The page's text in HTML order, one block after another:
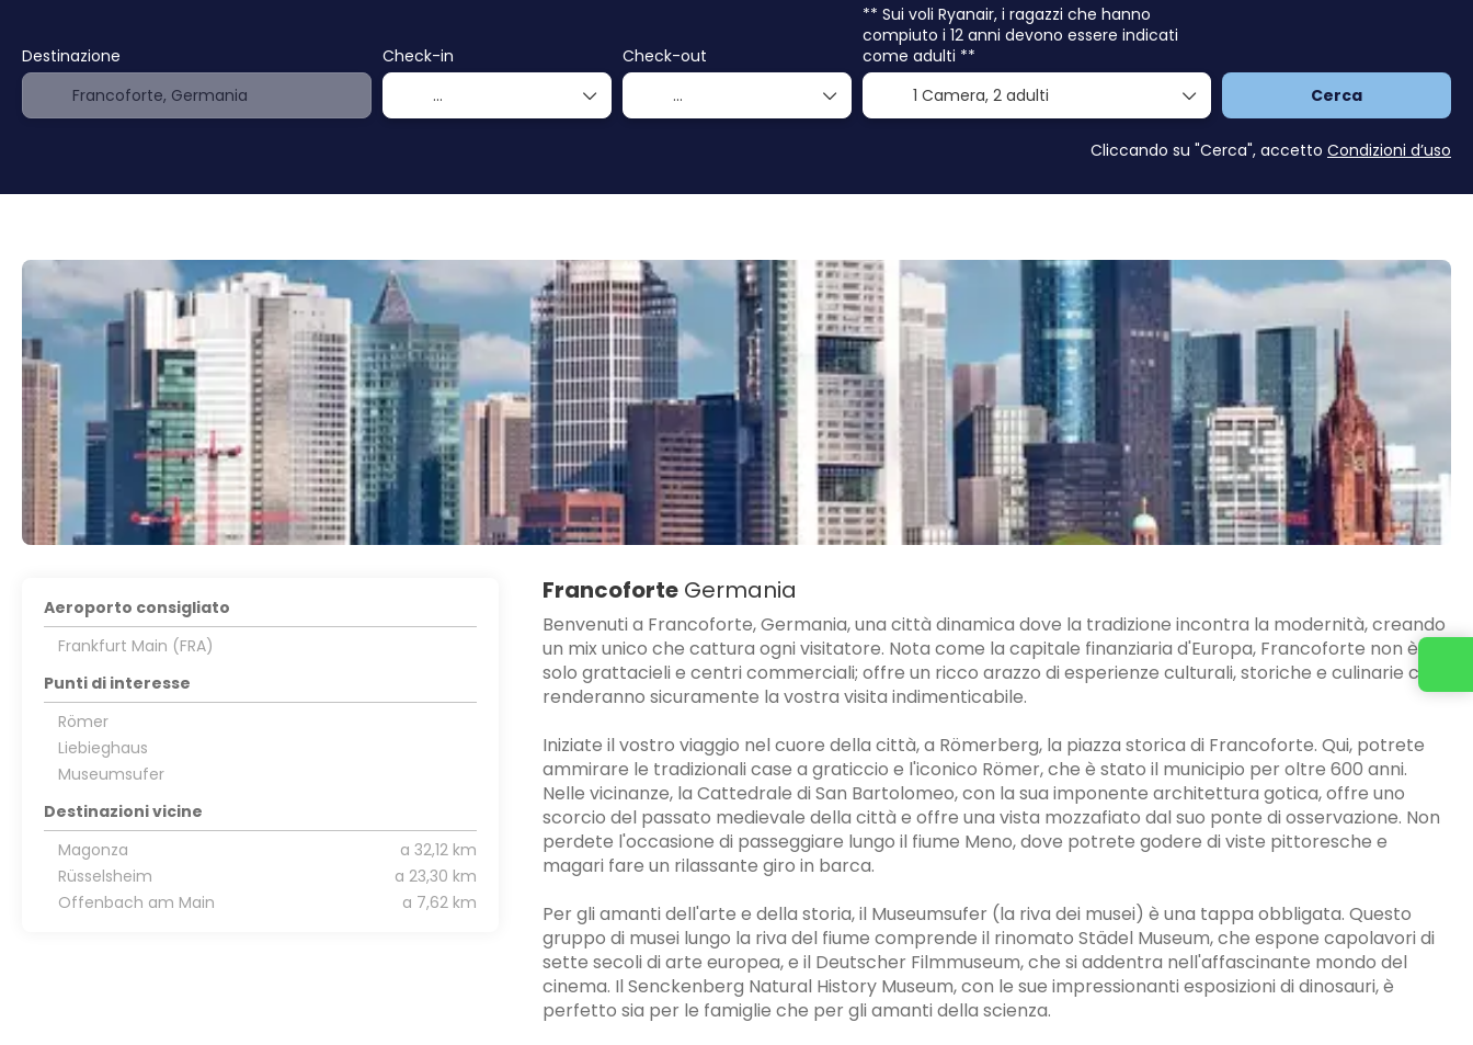
Destinazione Check-in Check-out
** Sui voli Ryanair, i ragazzi che hanno
compiuto i 12 anni devono essere indicati
come adulti **
1 Camera, 2 adulti Cerca
Cliccando su "Cerca", accetto Condizioni d’uso
FrancoforteGermania
Benvenuti a Francoforte, Germania, una città dinamica dove la tradizione incontra la modernità, creando
un mix unico che cattura ogni visitatore. Nota come la capitale finanziaria d'Europa, Francoforte non è
solo grattacieli e centri commerciali; offre un ricco arazzo di esperienze culturali, storiche e culinarie che
renderanno sicuramente la vostra visita indimenticabile.
Iniziate il vostro viaggio nel cuore della città, a Römerberg, la piazza storica di Francoforte. Qui, potrete
ammirare le tradizionali case a graticcio e l'iconico Römer, che è stato il municipio per oltre 600 anni.
Nelle vicinanze, la Cattedrale di San Bartolomeo, con la sua imponente architettura gotica, offre uno
scorcio del passato medievale della città e offre una vista mozzafiato dal suo ponte di osservazione. Non
perdete l'occasione di passeggiare lungo il fiume Meno, dove potrete godere di viste pittoresche e
magari fare un rilassante giro in barca.
Per gli amanti dell'arte e della storia, il Museumsufer (la riva dei musei) è una tappa obbligata. Questo
gruppo di musei lungo la riva del fiume comprende il rinomato Städel Museum, che espone capolavori di
sette secoli di arte europea, e il Deutscher Filmmuseum, che si addentra nell'affascinante mondo del
cinema. Il Senckenberg Natural History Museum, con le sue impressionanti esposizioni di dinosauri, è
perfetto sia per le famiglie che per gli amanti della scienza.
Aeroporto consigliato
Frankfurt Main (FRA)
Punti di interesse
Römer
Liebieghaus
Museumsufer
Destinazioni vicine
Magonza
a 32,12 km
Rüsselsheim
a 23,30 km
Offenbach am Main
a 7,62 km
Contattaci